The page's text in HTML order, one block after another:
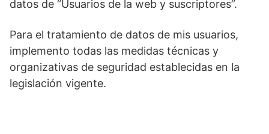
datos de “Usuarios de la web y suscriptores”.
Para el tratamiento de datos de mis usuarios,
implemento todas las medidas técnicas y
organizativas de seguridad establecidas en la
legislación vigente.